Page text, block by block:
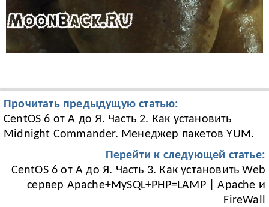
Прочитать предыдущую статью:
CentOS 6 от А до Я. Часть 2. Как установить
Midnight Commander. Менеджер пакетов YUM.
Перейти к следующей статье:
CentOS 6 от А до Я. Часть 3. Как установить Web
сервер Apache+MySQL+PHP=LAMP | Apache и
FireWall